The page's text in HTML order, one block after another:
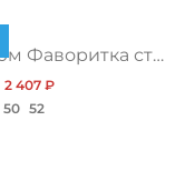
Костюм Фаворитка стиля, блэк
2 407 ₽
50 52